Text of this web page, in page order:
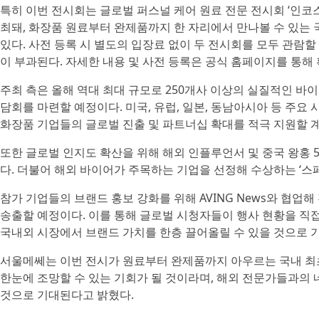
특히 이번 전시회는 글로벌 퍼스널 케어 원료 전문 전시회 ‘인
최돼, 화장품 원료부터 완제품까지 한 자리에서 만나볼 수 있는
있다. 사전 등록 시 별도의 입장료 없이 두 전시회를 모두 관람
이 부과된다. 자세한 내용 및 사전 등록은 공식 홈페이지를 통해
주최 측은 올해 역대 최대 규모로 250개사 이상의 실질적인 바
담회를 마련할 예정이다. 미국, 유럽, 일본, 동남아시아 등 주요
화장품 기업들의 글로벌 진출 및 파트너십 확대를 적극 지원할
또한 글로벌 인지도 확산을 위해 해외 인플루언서 및 중국 왕
다. 더불어 해외 바이어가 주목하는 기업을 선정해 수상하는 ‘
참가 기업들의 브랜드 홍보 강화를 위해 AVING News와 협업
송출할 예정이다. 이를 통해 글로벌 시청자들이 행사 현황을
국내외 시장에서 브랜드 가치를 한층 끌어올릴 수 있을 것으로
서울메쎄는 이번 전시가 원료부터 완제품까지 아우르는 국내
한눈에 조망할 수 있는 기회가 될 것이라며, 해외 전문가들과
것으로 기대된다고 밝혔다.